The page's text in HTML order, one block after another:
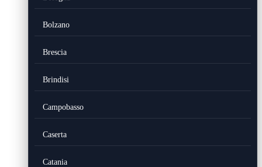
Bolzano
Brescia
Brindisi
Campobasso
Caserta
Catania